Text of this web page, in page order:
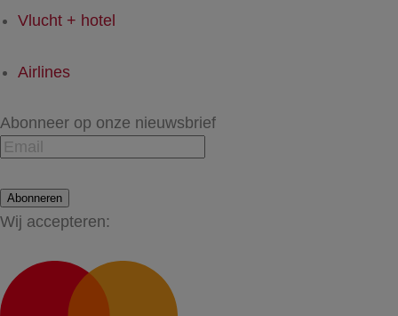
Vlucht + hotel
Airlines
Abonneer op onze nieuwsbrief
Abonneren
Wij accepteren: